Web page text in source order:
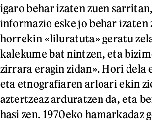
igaro behar izaten zuen
informazio eske jo behar
horrekin «liluratuta» geratu
kalekume bat nintzen, eta
zirrara eragin zidan». Hori dela
eta etnografiaren arloari ekin
aztertzeaz arduratzen da, eta
hasi zen. 1970eko